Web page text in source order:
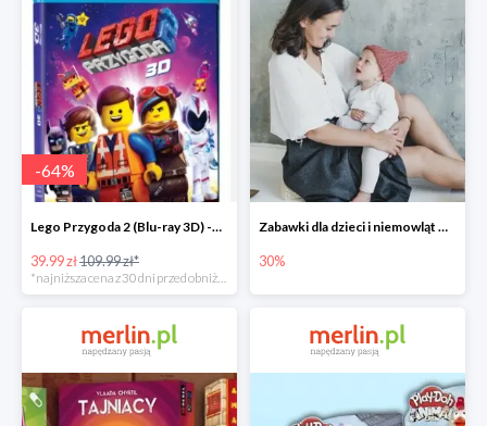
-64%
Lego Przygoda 2 (Blu-ray 3D) -64%
39.99 zł109.99 zł*
Zabawki dla dzieci i niemowląt w Merlin.pl do -30%
30%